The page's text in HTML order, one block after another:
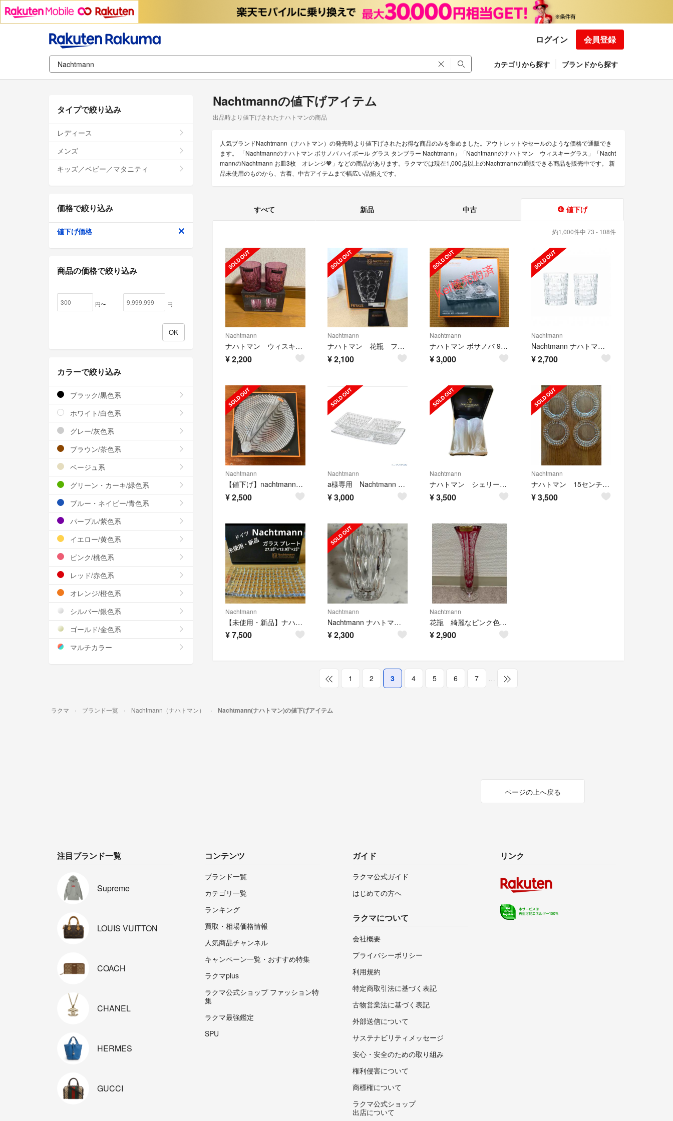
ログイン 会員登録
カテゴリから探す ブランドから探す
Nachtmannの値下げアイテム
出品時より値下げされたナハトマンの商品
人気ブランドNachtmann（ナハトマン）の発売時より値下げされたお得な商品のみを集めました。アウトレットやセールのような価格で通販でき
ます。 「Nachtmannのナハトマン ボサノバ ハイボール グラス タンブラー Nachtmann」「Nachtmannのナハトマン ウィスキーグラス」「Nacht
mannのNachtmann お皿3枚 オレンジ🧡」などの商品があります。ラクマでは現在1,000点以上のNachtmannの通販できる商品を販売中です。 新
品未使用のものから、古着、中古アイテムまで幅広い品揃えです。
すべて 新品 中古 値下げ
約1,000件中 73 - 108件
Nachtmann
ナハトマン ウィスキーグラス
¥2,200
Nachtmann
ナハトマン 花瓶 フラワーべース 22cm
¥2,100
Nachtmann
ナハトマン ボサノバ 97633 サービングセット ボウル /ディップボウル …
¥3,000
Nachtmann
Nachtmann ナハトマン ボサノバ タンブラー グラス
¥2,700
Nachtmann
【値下げ】nachtmannのマンボ チャージャープレート ガラス皿 32㎝
¥2,500
Nachtmann
a様専用 Nachtmann Serving /3 Bossa Nova
¥3,000
Nachtmann
ナハトマン シェリーセット
¥3,500
Nachtmann
ナハトマン 15センチ バタープレート
¥3,500
Nachtmann
【未使用・新品】ナハトマン ダンシングスター・ボサノバ レクタングラープレートナ
¥7,500
Nachtmann
Nachtmann ナハトマン クオーツベース フラワーベース 16cm 花瓶
¥2,300
Nachtmann
花瓶 綺麗なピンク色 ナハトマン
¥2,900
1 2 3 4 5 6 7
タイプで絞り込み
レディース
メンズ
キッズ／ベビー／マタニティ
価格で絞り込み
値下げ価格
商品の価格で絞り込み
円〜 円
カラーで絞り込み
ブラック/黒色系
ホワイト/白色系
グレー/灰色系
ブラウン/茶色系
ベージュ系
グリーン・カーキ/緑色系
ブルー・ネイビー/青色系
パープル/紫色系
イエロー/黄色系
ピンク/桃色系
レッド/赤色系
オレンジ/橙色系
シルバー/銀色系
ゴールド/金色系
マルチカラー
ラクマ ブランド一覧 Nachtmann（ナハトマン） Nachtmann(ナハトマン)の値下げアイテム
ページの上へ戻る
注目ブランド一覧
Supreme
LOUIS VUITTON
COACH
CHANEL
HERMES
GUCCI
コンテンツ
ブランド一覧
カテゴリ一覧
ランキング
買取・相場価格情報
人気商品チャンネル
キャンペーン一覧・おすすめ特集
ラクマplus
ラクマ公式ショップ ファッション特
集
ラクマ最強鑑定
SPU
ガイド
ラクマ公式ガイド
はじめての方へ
ラクマについて
会社概要
プライバシーポリシー
利用規約
特定商取引法に基づく表記
古物営業法に基づく表記
外部送信について
サステナビリティメッセージ
安心・安全のための取り組み
権利侵害について
商標権について
ラクマ公式ショップ
出店について
リンク